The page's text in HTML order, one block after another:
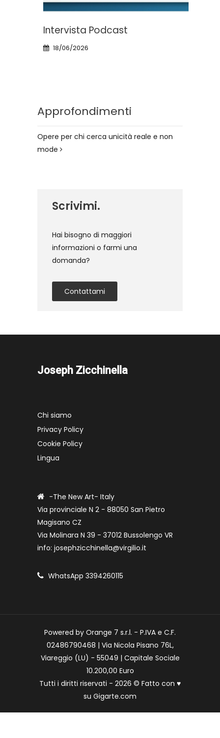
Intervista Podcast
18/06/2026
Approfondimenti
Opere per chi cerca unicità reale e non
mode
Scrivimi.
Hai bisogno di maggiori
informazioni o farmi una
domanda?
Contattami
Joseph Zicchinella
Chi siamo
Privacy Policy
Cookie Policy
Lingua
-The New Art- Italy
Via provinciale N 2 - 88050 San Pietro
Magisano CZ
Via Molinara N 39 - 37012 Bussolengo VR
info: josephzicchinella@virgilio.it
WhatsApp 3394260115
Powered by Orange 7 s.r.l. - P.IVA e C.F.
02486790468 | Via Nicola Pisano 76L,
Viareggio (LU) - 55049 | Capitale Sociale
10.200,00 Euro
Tutti i diritti riservati - 2026 © Fatto con ♥
su Gigarte.com